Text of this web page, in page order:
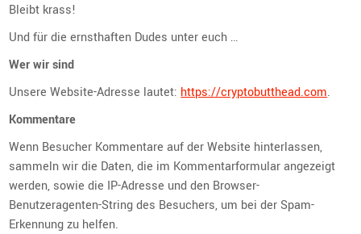
Bleibt krass!
Und für die ernsthaften Dudes unter euch …
Wer wir sind
Unsere Website-Adresse lautet: https://cryptobutthead.com.
Kommentare
Wenn Besucher Kommentare auf der Website hinterlassen,
sammeln wir die Daten, die im Kommentarformular angezeigt
werden, sowie die IP-Adresse und den Browser-
Benutzeragenten-String des Besuchers, um bei der Spam-
Erkennung zu helfen.